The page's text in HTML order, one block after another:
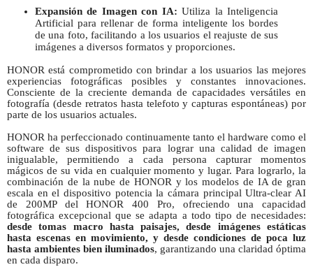
Expansión de Imagen con IA: Utiliza la Inteligencia
Artificial para rellenar de forma inteligente los bordes
de una foto, facilitando a los usuarios el reajuste de sus
imágenes a diversos formatos y proporciones.
HONOR está comprometido con brindar a los usuarios las mejores
experiencias fotográficas posibles y constantes innovaciones.
Consciente de la creciente demanda de capacidades versátiles en
fotografía (desde retratos hasta telefoto y capturas espontáneas) por
parte de los usuarios actuales.
HONOR ha perfeccionado continuamente tanto el hardware como el
software de sus dispositivos para lograr una calidad de imagen
inigualable, permitiendo a cada persona capturar momentos
mágicos de su vida en cualquier momento y lugar. Para lograrlo, la
combinación de la nube de HONOR y los modelos de IA de gran
escala en el dispositivo potencia la cámara principal Ultra-clear AI
de 200MP del HONOR 400 Pro, ofreciendo una capacidad
fotográfica excepcional que se adapta a todo tipo de necesidades:
desde tomas macro hasta paisajes, desde imágenes estáticas
hasta escenas en movimiento, y desde condiciones de poca luz
hasta ambientes bien iluminados, garantizando una claridad óptima
en cada disparo.